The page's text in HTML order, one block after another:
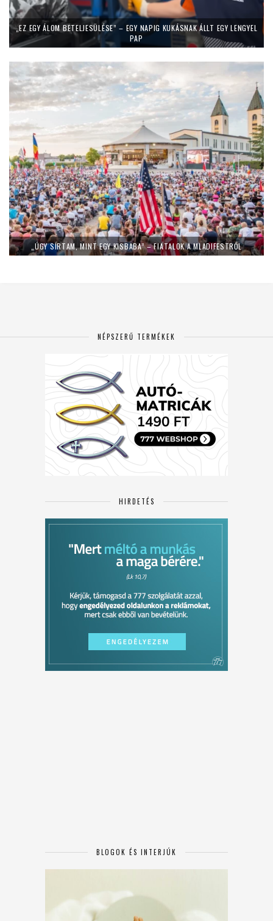
„EZ EGY ÁLOM BETELJESÜLÉSE” – EGY NAPIG KUKÁSNAK ÁLLT EGY LENGYEL
PAP
„ÚGY SÍRTAM, MINT EGY KISBABA” – FIATALOK A MLADIFESTRŐL
NÉPSZERŰ TERMÉKEK
HIRDETÉS
BLOGOK ÉS INTERJÚK